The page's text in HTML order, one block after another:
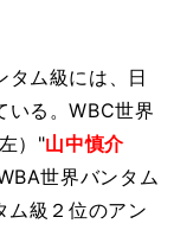
ム級には、日
いる。WBC世界
）"山中慎介
世界バンタム
ム級２位のアン